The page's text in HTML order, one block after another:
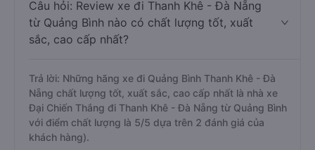
Câu hỏi: Review xe đi Thanh Khê - Đà Nẵng
từ Quảng Bình nào có chất lượng tốt, xuất
sắc, cao cấp nhất?
Trả lời: Những hãng xe đi Quảng Bình Thanh Khê - Đà
Nẵng chất lượng tốt, xuất sắc, cao cấp nhất là nhà xe
Đại Chiến Thắng đi Thanh Khê - Đà Nẵng từ Quảng Bình
với điểm chất lượng là 5/5 dựa trên 2 đánh giá của
khách hàng).